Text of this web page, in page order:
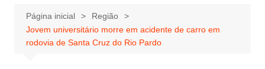
e
ú
d
Página inicial
Região
Jovem universitário morre em acidente de carro em
rodovia de Santa Cruz do Rio Pardo